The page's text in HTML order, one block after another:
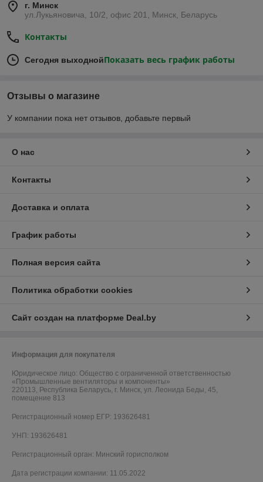
г. Минск
ул.Лукьяновича, 10/2, офис 201, Минск, Беларусь
Контакты
Сегодня выходнойПоказать весь график работы
Отзывы о магазине
У компании пока нет отзывов, добавьте первый
О нас
Контакты
Доставка и оплата
График работы
Полная версия сайта
Политика обработки cookies
Сайт создан на платформе Deal.by
Информация для покупателя
Юридическое лицо: Общество с ограниченной ответственностью
«Промышленные вентиляторы и компоненты»
220113, Республика Беларусь, г. Минск, ул. Леонида Беды, 45,
помещение 813
Регистрационный номер ЕГР: 193626481
УНП: 193626481
Регистрационный орган: Минский горисполком
Дата регистрации компании: 11.05.2022